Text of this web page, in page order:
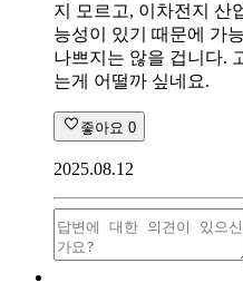
지 모르고, 이차전지 산
능성이 있기 때문에 가
나쁘지는 않을 겁니다.
는게 어떨까 싶네요.
좋아요 0
2025.08.12